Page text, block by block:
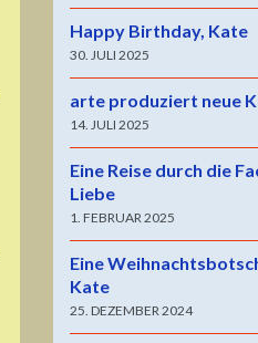
Happy Birthday, Kate
30. JULI 2025
arte produziert neue
14. JULI 2025
Eine Reise durch die
Liebe
1. FEBRUAR 2025
Eine
Kate
25. DEZEMBER 2024